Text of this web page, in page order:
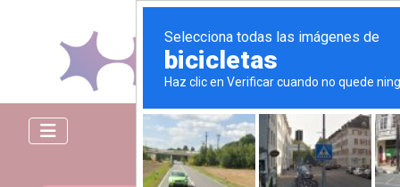
Llámame